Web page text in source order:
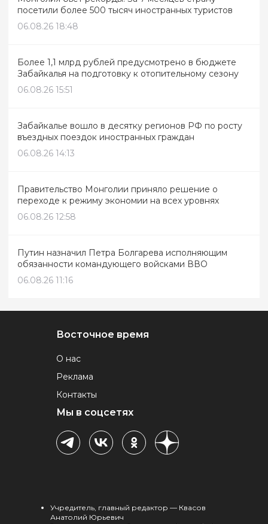
посетили более 500 тысяч иностранных туристов
06.08.26 18:48
Более 1,1 млрд рублей предусмотрено в бюджете
Забайкалья на подготовку к отопительному сезону
06.08.26 15:51
Забайкалье вошло в десятку регионов РФ по росту
въездных поездок иностранных граждан
06.08.26 14:13
Правительство Монголии приняло решение о
переходе к режиму экономии на всех уровнях
06.08.26 12:58
Путин назначил Петра Болгарева исполняющим
обязанности командующего войсками ВВО
06.08.26 11:16
Восточное время
О нас
Реклама
Контакты
Мы в соцсетях
Учредитель, главный редактор — Квасов
Анатолий Юрьевич